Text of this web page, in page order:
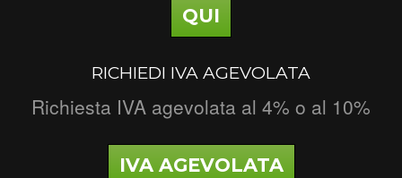
QUI
RICHIEDI IVA AGEVOLATA
Richiesta IVA agevolata al 4% o al 10%
IVA AGEVOLATA